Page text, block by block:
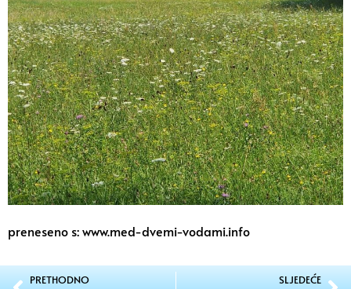
preneseno s: www.med-dvemi-vodami.info
PRETHODNO SLJEDEĆE